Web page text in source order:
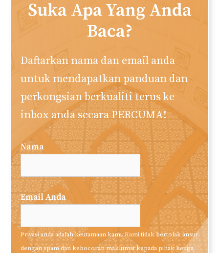
Suka Apa Yang Anda
Baca?
Daftarkan nama dan email anda
untuk mendapatkan panduan dan
perkongsian berkualiti terus ke
inbox anda secara PERCUMA!
Nama
Email Anda
Privasi anda adalah keutamaan kami. Kami tidak bertolak ansur
dengan spam dan kebocoran maklumat kepada pihak ketiga.